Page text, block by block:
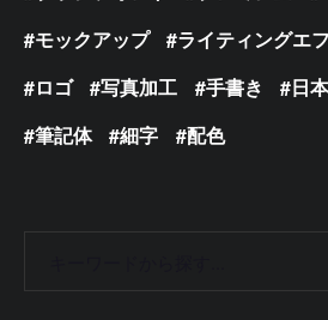
モックアップ
ライティングエ
ロゴ
写真加工 手書き
日
筆記体
細字 配色